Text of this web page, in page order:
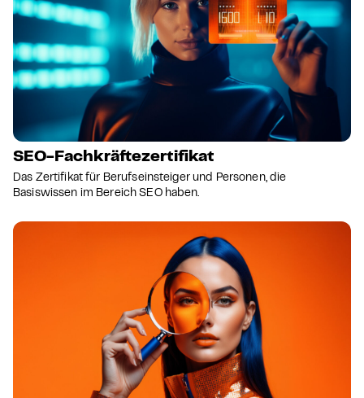
SEO-Fachkräftezertifikat
Das Zertifikat für Berufseinsteiger und Personen, die
Basiswissen im Bereich SEO haben.